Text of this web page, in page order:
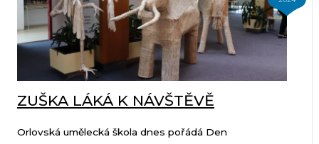
ZUŠKA LÁKÁ K NÁVŠTĚVĚ
Orlovská umělecká škola dnes pořádá Den